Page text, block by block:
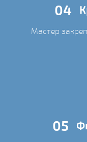
04
Мастер
05